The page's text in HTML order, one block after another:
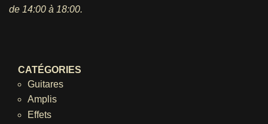
de 14:00 à 18:00.
CATÉGORIES
Guitares
Amplis
Effets